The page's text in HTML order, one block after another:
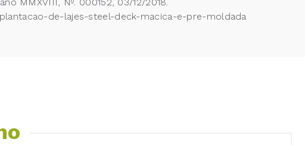
de-lajes-steel-deck-macica-e-pre-moldada